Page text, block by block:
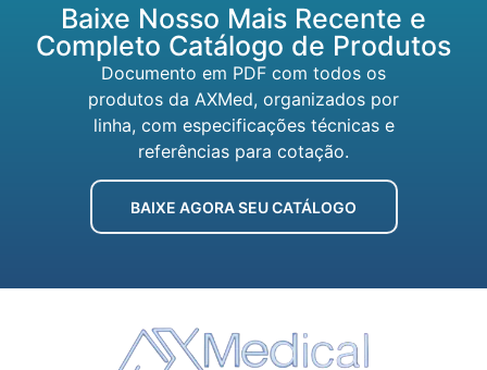
Baixe Nosso Mais Recente e
Completo Catálogo de Produtos
Documento em PDF com todos os
produtos da AXMed, organizados por
linha, com especificações técnicas e
referências para cotação.
BAIXE AGORA SEU CATÁLOGO